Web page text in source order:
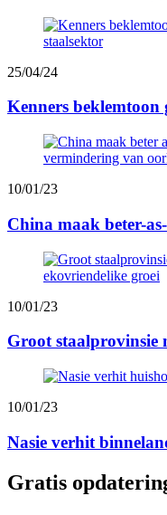
25/04/24
Kenners
10/01/23
China maak beter-
10/01/23
Groot staalprovinsie
10/01/23
Nasie verhit
Gratis